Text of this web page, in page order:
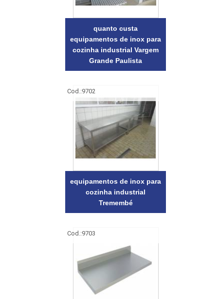
quanto custa
equipamentos de inox para
cozinha industrial Vargem
Grande Paulista
Cod.:9702
equipamentos de inox para
cozinha industrial
Tremembé
Cod.:9703